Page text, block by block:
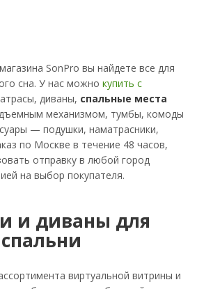
SonPro вы найдете все для
сна. У нас можно купить с
диваны, спальные места
механизмом, тумбы, комоды
— подушки, наматрасники,
по Москве в течение 48 часов,
отправку в любой город
на выбор покупателя.
и диваны для
спальни
виртуальной витрины и